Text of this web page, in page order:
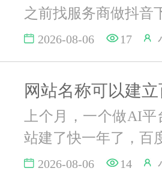
之前找服务商做抖音
2026-08-06 17
上个月，一个做AI
站建了快一年了，百
2026-08-06 14